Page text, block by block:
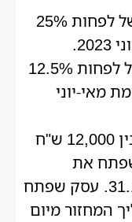
לעוסק חד-חודשי: ירידה של לפחות 25%
לעוסק דו-חודשי: ירידה של לפחות 12.5%
יוני 2025 לעומת מאי-יוני
מחזור שנתי לשנת 2022 בין 12,000 ש"ח
שפתח את
פעילותו עד ליום 31.12.2021. עסק שפתח
בשנת 2022 ואליך המחזור מיום